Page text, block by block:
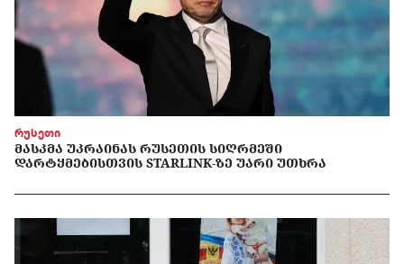
რუსეთი
ᲛᲐᲡᲙᲛᲐ ᲣᲙᲠᲐᲘᲜᲐᲡ ᲠᲣᲡᲔᲗᲘᲡ ᲡᲘᲦᲠᲛᲔᲨᲘ
ᲓᲐᲠᲢᲧᲛᲔᲑᲘᲡᲗᲕᲘᲡ STARLINK-ᲖᲔ ᲣᲐᲠᲘ ᲣᲗᲮᲠᲐ